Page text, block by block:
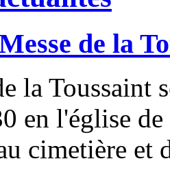
de la
la Toussaint
en l'église
cimetière et